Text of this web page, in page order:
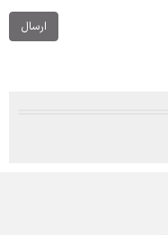
ارسال